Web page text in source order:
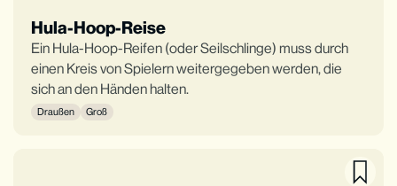
Hula-Hoop-Reise
Ein Hula-Hoop-Reifen (oder Seilschlinge) muss durch
einen Kreis von Spielern weitergegeben werden, die
sich an den Händen halten.
Draußen Groß